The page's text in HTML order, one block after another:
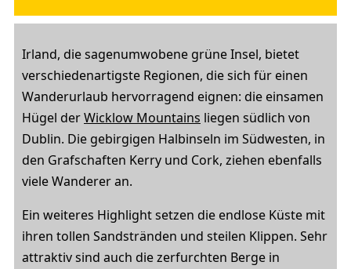
Irland, die sagenumwobene grüne Insel, bietet
verschiedenartigste Regionen, die sich für einen
Wanderurlaub hervorragend eignen: die einsamen
Hügel derWicklow Mountains liegen südlich von
Dublin. Die gebirgigen Halbinseln im Südwesten, in
den Grafschaften Kerry und Cork, ziehen ebenfalls
viele Wanderer an.
Ein weiteres Highlight setzen die endlose Küste mit
ihren tollen Sandstränden und steilen Klippen. Sehr
attraktiv sind auch die zerfurchten Berge in